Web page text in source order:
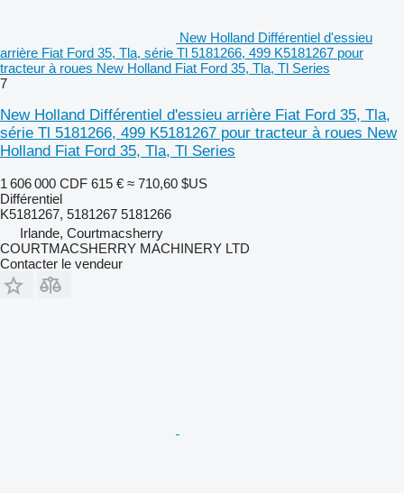
New Holland Différentiel d'essieu
arrière Fiat Ford 35, Tla, série Tl 5181266, 499 K5181267 pour
tracteur à roues New Holland Fiat Ford 35, Tla, Tl Series
7
New Holland Différentiel d'essieu arrière Fiat Ford 35, Tla,
série Tl 5181266, 499 K5181267 pour tracteur à roues New
Holland Fiat Ford 35, Tla, Tl Series
1 606 000 CDF 615 € ≈ 710,60 $US
Différentiel
K5181267, 5181267 5181266
Irlande, Courtmacsherry
COURTMACSHERRY MACHINERY LTD
Contacter le vendeur